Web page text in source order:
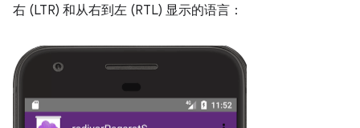
右 (LTR) 和从右到左 (RTL) 显示的语言：